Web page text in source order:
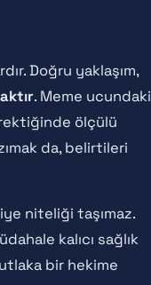
Doğru yaklaşım,
. Meme ucundaki
ölçülü
da, belirtileri
niteliği taşımaz.
kalıcı sağlık
bir hekime